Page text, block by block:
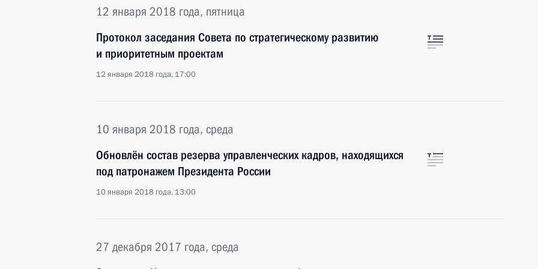
12 января 2018 года, пятница
Протокол заседания Совета по стратегическому развитию
и приоритетным проектам
12 января 2018 года, 17:00
10 января 2018 года, среда
Обновлён состав резерва управленческих кадров, находящихся
под патронажем Президента России
10 января 2018 года, 13:00
27 декабря 2017 года, среда